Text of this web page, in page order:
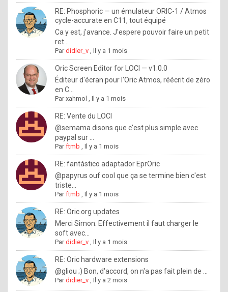
.
I
f
y
o
u
w
a
n
t
o
n
o
w
h
o
w
o
RE: Phosphoric — un émulateur ORIC-1 / Atmos
cycle-accurate en C11, tout équipé
Ca y est, j'avance. J'espere pouvoir faire un petit
ret...
Pardidier_v ,Il y a 1 mois
Oric Screen Editor for LOCI — v1.0.0
Éditeur d'écran pour l'Oric Atmos, réécrit de zéro
en C...
Parxahmol ,Il y a 1 mois
RE: Vente du LOCI
@semama disons que c'est plus simple avec
paypal sur ...
Parftmb ,Il y a 1 mois
RE: fantástico adaptador EprOric
@papyrus ouf cool que ça se termine bien c'est
triste...
Parftmb ,Il y a 1 mois
RE: Oric.org updates
Merci Simon. Effectivement il faut charger le
soft avec...
Pardidier_v ,Il y a 1 mois
RE: Oric hardware extensions
@gliou ;) Bon, d'accord, on n'a pas fait plein de ...
Pardidier_v ,Il y a 2 mois